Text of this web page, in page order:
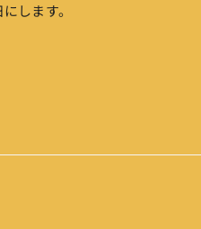
します。